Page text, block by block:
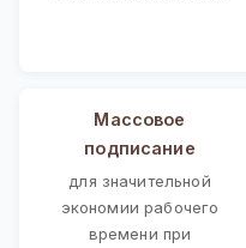
Массовое
подписание
для значительной
экономии рабочего
времени при